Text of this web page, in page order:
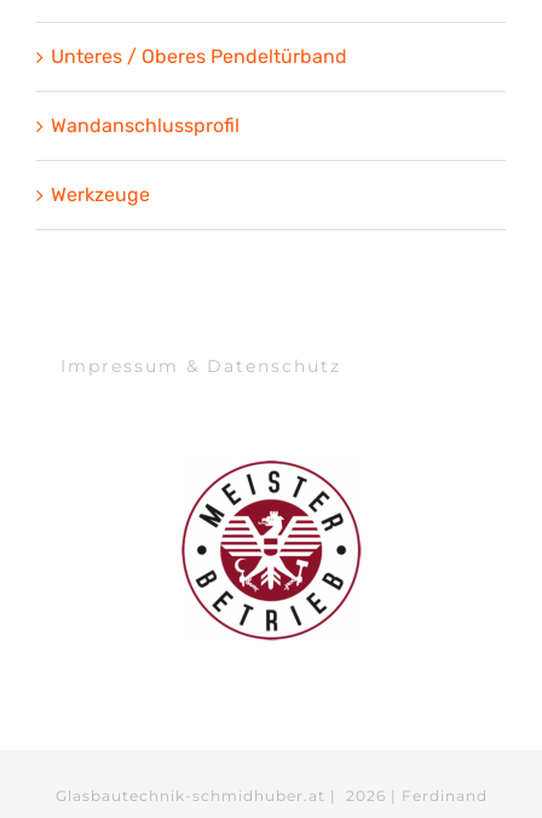
Unteres / Oberes Pendeltürband
Wandanschlussprofil
Werkzeuge
Impressum & Datenschutz
Glasbautechnik-schmidhuber.at | 2026 | Ferdinand